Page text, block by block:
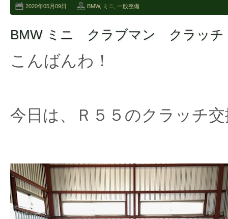
2020年05月09日 BMW, ミニ 一般整備
BMW ミニ クラブマン クラッ
こんばんわ！
今日は、Ｒ５５のクラッチ